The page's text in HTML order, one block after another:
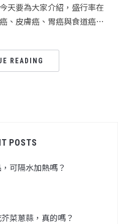
天要為大家介紹，盛行率在
、皮膚癌、胃癌與食道癌…
READING
POSTS
可隔水加熱嗎？
菜蔥蒜，真的嗎？